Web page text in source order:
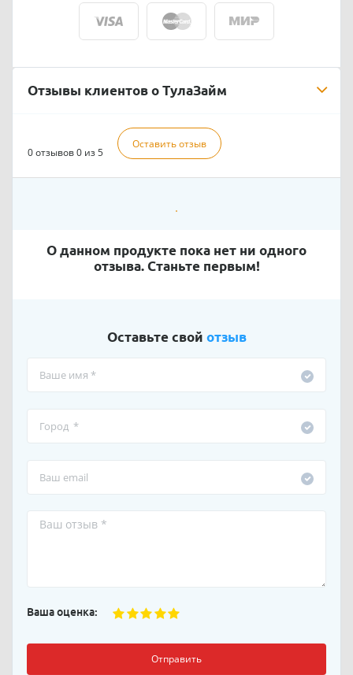
Отзывы клиентов о ТулаЗайм
0 отзывов0 из 5
Оставить отзыв
О данном продукте пока нет ни одного
отзыва. Станьте первым!
Оставьте свой отзыв
Ваша оценка:
Отправить